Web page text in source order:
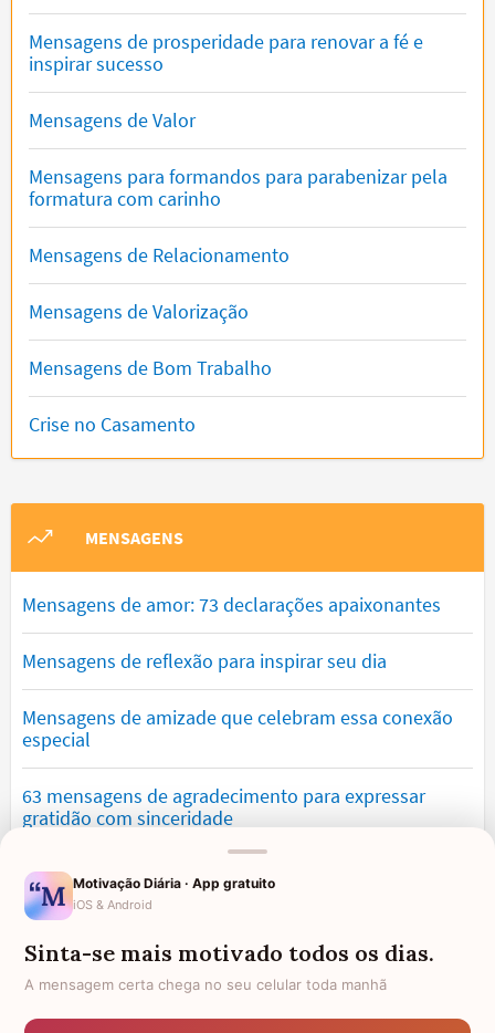
Mensagens de prosperidade para renovar a fé e
inspirar sucesso
Mensagens de Valor
Mensagens para formandos para parabenizar pela
formatura com carinho
Mensagens de Relacionamento
Mensagens de Valorização
Mensagens de Bom Trabalho
Crise no Casamento
MENSAGENS
Mensagens de amor: 73 declarações apaixonantes
Mensagens de reflexão para inspirar seu dia
Mensagens de amizade que celebram essa conexão
especial
63 mensagens de agradecimento para expressar
gratidão com sinceridade
Mensagens de saudade que tocam o coração e
expressam falta
Mensagens de otimismo que vão encher você de
confiança
Motivação Diária · App gratuito
iOS & Android
Sinta-se mais motivado todos os dias.
A mensagem certa chega no seu celular toda manhã